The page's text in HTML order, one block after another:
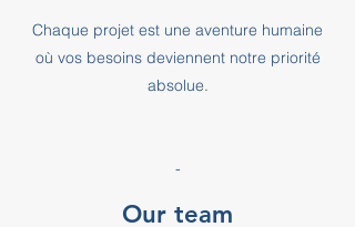
Chaque projet est une aventure humaine
où vos besoins deviennent notre priorité
absolue.
-
Our team